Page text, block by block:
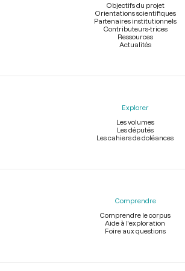
Objectifs du projet
Orientations scientifiques
Partenaires institutionnels
Contributeurs-trices
Ressources
Actualités
Explorer
Les volumes
Les députés
Les cahiers de doléances
Comprendre
Comprendre le corpus
Aide à l'exploration
Foire aux questions